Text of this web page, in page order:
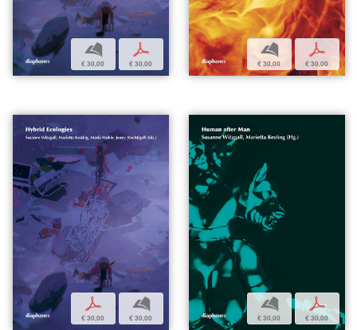
b
€ 30,00
p
€ 30,00
b
€ 30,00
p
€ 30,00
p
€ 30,00
b
€ 30,00
b
€ 30,00
p
€ 30,00